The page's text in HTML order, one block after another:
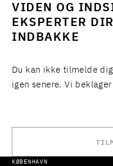
VIDEN OG
EKSPERTER
INDBAKKE
Du kan ikke tilmelde
igen senere. Vi
KØBENHAVN